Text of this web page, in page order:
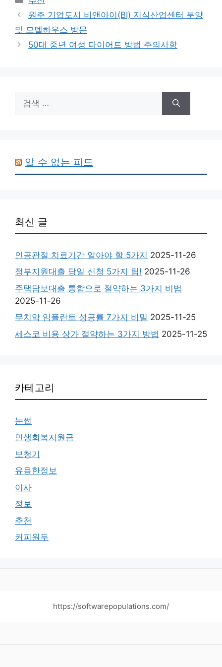
테
리
원주 기업도시 비앤아이(BI) 지식산업센터 분양
및 모델하우스 방문
50대 중년 여성 다이어트 방법 주의사항
색:
알 수 없는 피드
최신 글
인공관절 치료기간 알아야 할 5가지 2025-11-26
정부지원대출 당일 신청 5가지 팁! 2025-11-26
주택담보대출 통합으로 절약하는 3가지 비법
2025-11-26
무치악 임플란트 성공률 7가지 비밀 2025-11-25
세스코 비용 상가 절약하는 3가지 방법 2025-11-25
카테고리
눈썹
민생회복지원금
보청기
유용한정보
이사
정보
추천
커피원두
https://softwarepopulations.com/